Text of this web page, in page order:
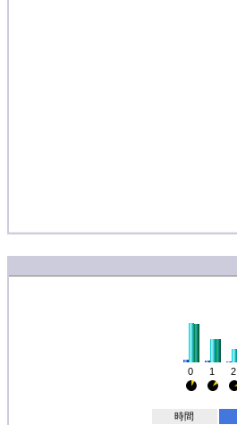
0 1 2
時間